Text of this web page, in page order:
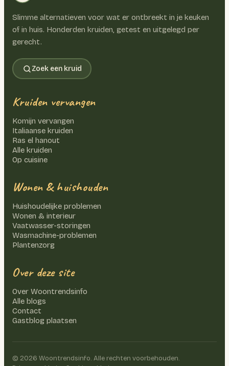
Slimme alternatieven voor wat er ontbreekt in je keuken
of in huis. Honderden kruiden, getest en uitgelegd per
gerecht.
Zoek een kruid
Kruiden vervangen
Komijn vervangen
Italiaanse kruiden
Ras el hanout
Alle kruiden
Op cuisine
Wonen & huishouden
Huishoudelijke problemen
Wonen & interieur
Vaatwasser-storingen
Wasmachine-problemen
Plantenzorg
Over deze site
Over Woontrendsinfo
Alle blogs
Contact
Gastblog plaatsen
© 2026 Woontrendsinfo. Alle rechten voorbehouden.